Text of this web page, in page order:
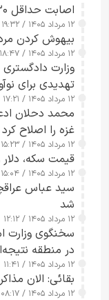
اصابت حداقل ۳۰ موشک بالستیک+ ویدیو
۱۲ مرداد ۱۴۰۵ / ۱۹:۳۲
بیهوش کردن
۱۲ مرداد ۱۴۰۵ / ۱۸:۴۷
تهدیدی برای
۱۲ مرداد ۱۴۰۵ / ۱۷:۲۱
محمد دحلان
غزه را اصلاح کرد
۱۲ مرداد ۱۴۰۵ / ۱۵:۲۳
قیمت سکه، دلار و طلا ۱۲
۱۲ مرداد ۱۴۰۵ / ۱۵:۰۴
سید عباس
شد
۱۲ مرداد ۱۴۰۵ / ۱۲:۱۲
سخنگوی وزارت
در منطقه
۱۲ مرداد ۱۴۰۵ / ۱۱:۴۱
بقائی: الان
۱۲ مرداد ۱۴۰۵ / ۰۸:۱۷